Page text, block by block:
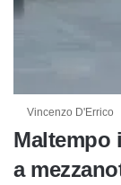
Vincenzo D'Errico
Maltempo
a